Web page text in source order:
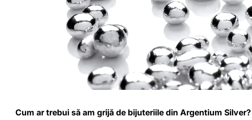
Cum ar trebui să am grijă de bijuteriile din Argentium Silver?